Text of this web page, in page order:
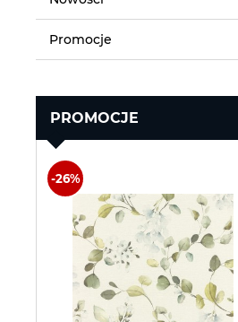
Promocje
PROMOCJE